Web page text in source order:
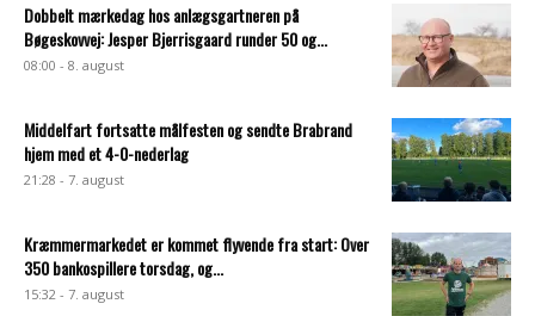
Dobbelt mærkedag hos anlægsgartneren på
Bøgeskovvej: Jesper Bjerrisgaard runder 50 og...
08:00 - 8. august
Middelfart fortsatte målfesten og sendte Brabrand
hjem med et 4-0-nederlag
21:28 - 7. august
Kræmmermarkedet er kommet flyvende fra start: Over
350 bankospillere torsdag, og...
15:32 - 7. august